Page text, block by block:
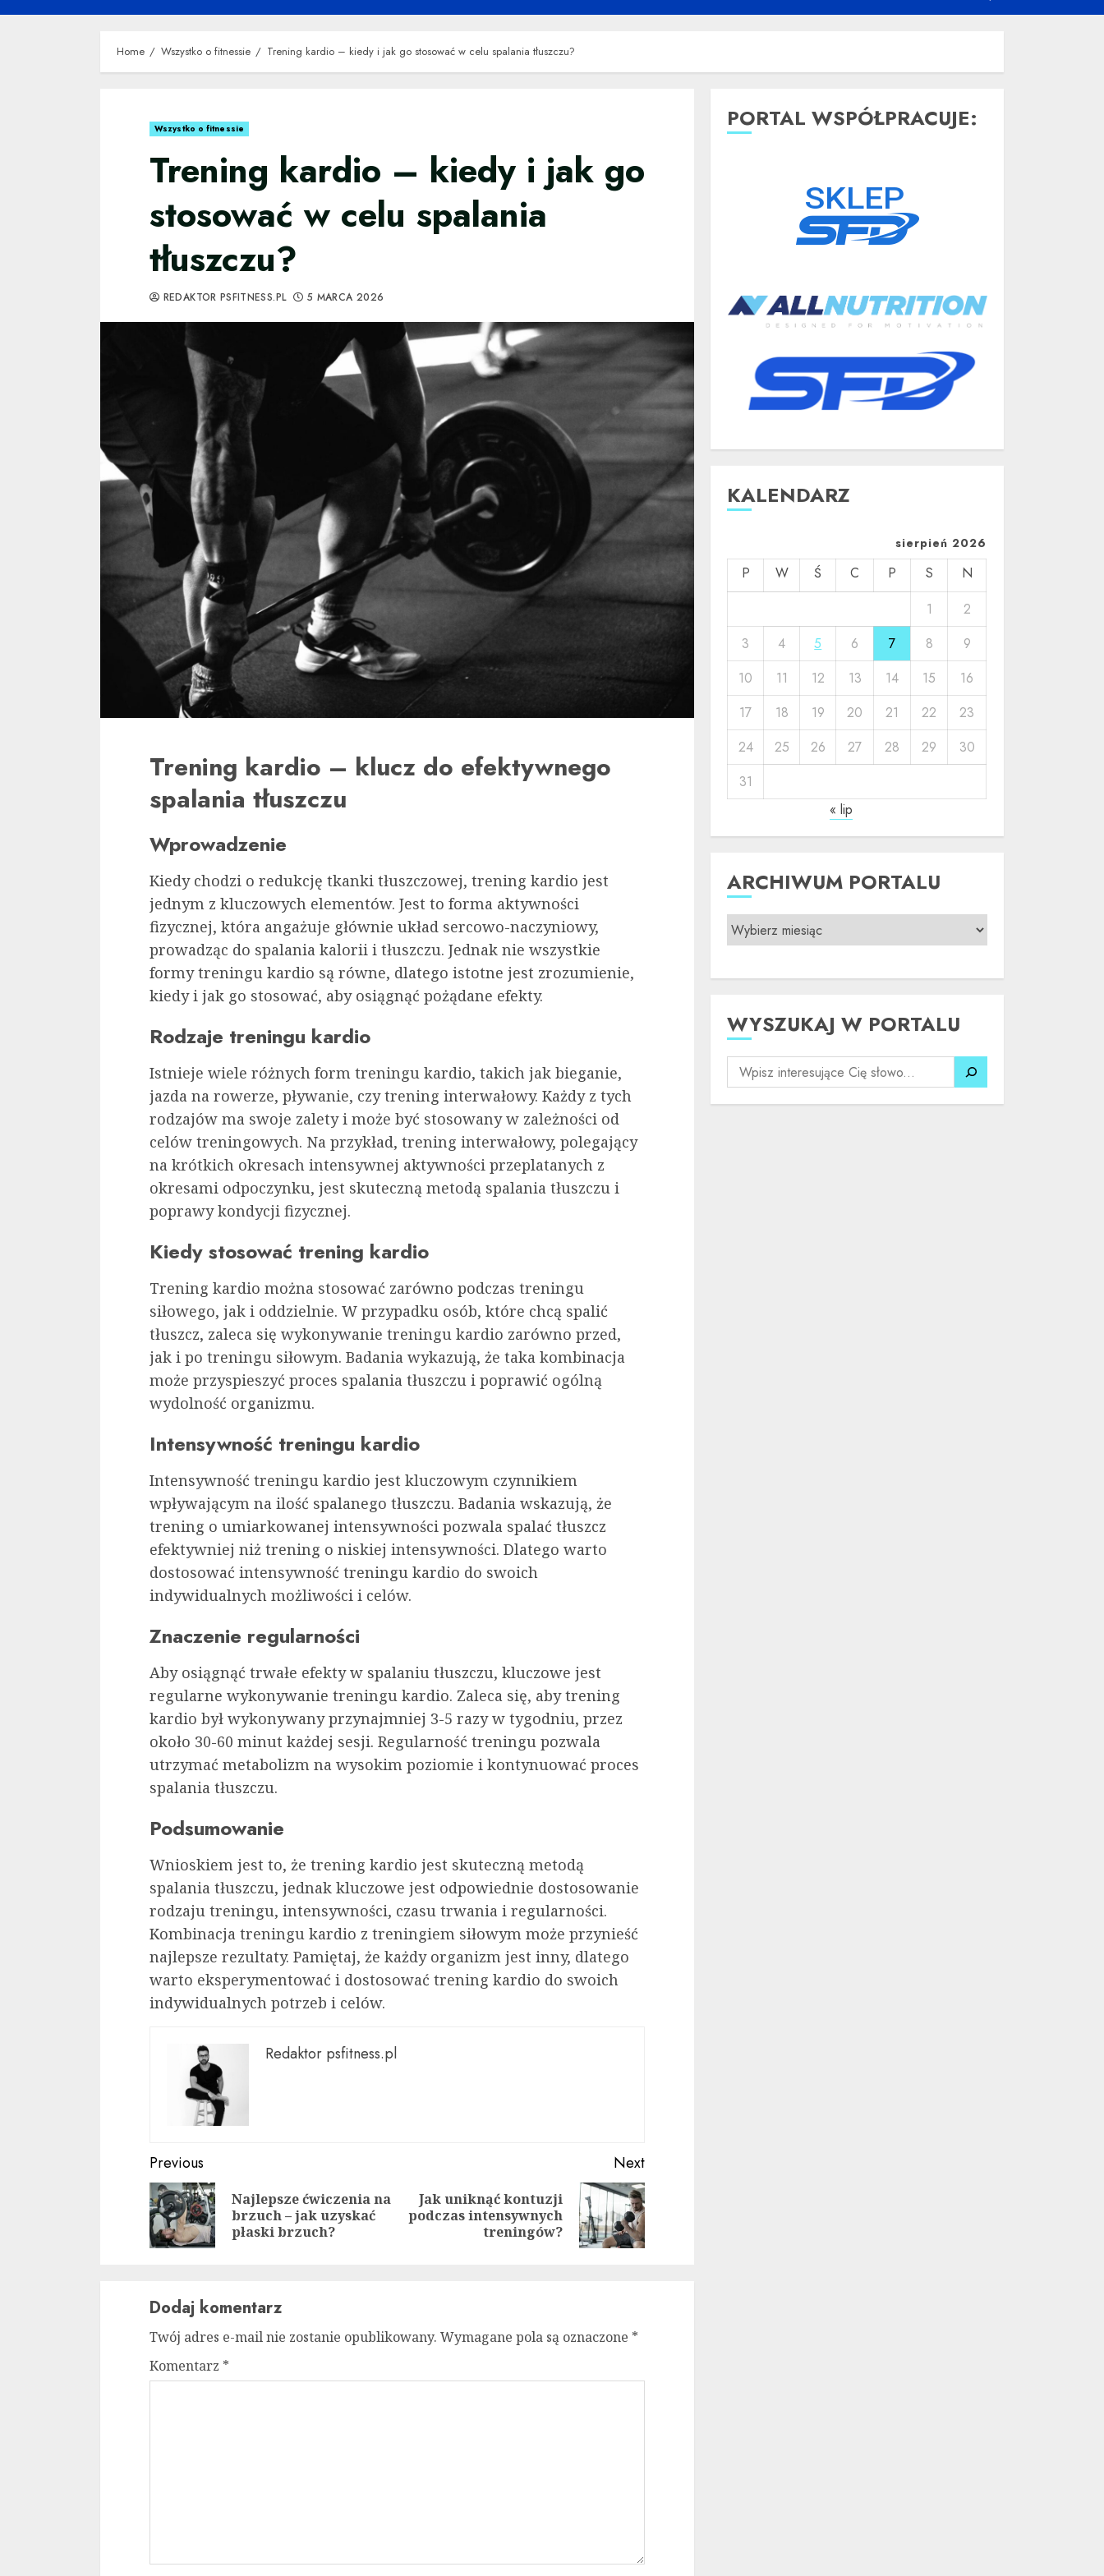
Home Wszystko o fitnessie Trening kardio – kiedy i jak go stosować w celu spalania tłuszczu?
Wszystko o fitnessie
Trening kardio – kiedy i jak go
stosować w celu spalania
tłuszczu?
REDAKTOR PSFITNESS.PL 5 MARCA 2026
Trening kardio – klucz do efektywnego
spalania tłuszczu
Wprowadzenie
Kiedy chodzi o redukcję tkanki tłuszczowej, trening kardio jest
jednym z kluczowych elementów. Jest to forma aktywności
fizycznej, która angażuje głównie układ sercowo-naczyniowy,
prowadząc do spalania kalorii i tłuszczu. Jednak nie wszystkie
formy treningu kardio są równe, dlatego istotne jest zrozumienie,
kiedy i jak go stosować, aby osiągnąć pożądane efekty.
Rodzaje treningu kardio
Istnieje wiele różnych form treningu kardio, takich jak bieganie,
jazda na rowerze, pływanie, czy trening interwałowy. Każdy z tych
rodzajów ma swoje zalety i może być stosowany w zależności od
celów treningowych. Na przykład, trening interwałowy, polegający
na krótkich okresach intensywnej aktywności przeplatanych z
okresami odpoczynku, jest skuteczną metodą spalania tłuszczu i
poprawy kondycji fizycznej.
Kiedy stosować trening kardio
Trening kardio można stosować zarówno podczas treningu
siłowego, jak i oddzielnie. W przypadku osób, które chcą spalić
tłuszcz, zaleca się wykonywanie treningu kardio zarówno przed,
jak i po treningu siłowym. Badania wykazują, że taka kombinacja
może przyspieszyć proces spalania tłuszczu i poprawić ogólną
wydolność organizmu.
Intensywność treningu kardio
Intensywność treningu kardio jest kluczowym czynnikiem
wpływającym na ilość spalanego tłuszczu. Badania wskazują, że
trening o umiarkowanej intensywności pozwala spalać tłuszcz
efektywniej niż trening o niskiej intensywności. Dlatego warto
dostosować intensywność treningu kardio do swoich
indywidualnych możliwości i celów.
Znaczenie regularności
Aby osiągnąć trwałe efekty w spalaniu tłuszczu, kluczowe jest
regularne wykonywanie treningu kardio. Zaleca się, aby trening
kardio był wykonywany przynajmniej 3-5 razy w tygodniu, przez
około 30-60 minut każdej sesji. Regularność treningu pozwala
utrzymać metabolizm na wysokim poziomie i kontynuować proces
spalania tłuszczu.
Podsumowanie
Wnioskiem jest to, że trening kardio jest skuteczną metodą
spalania tłuszczu, jednak kluczowe jest odpowiednie dostosowanie
rodzaju treningu, intensywności, czasu trwania i regularności.
Kombinacja treningu kardio z treningiem siłowym może przynieść
najlepsze rezultaty. Pamiętaj, że każdy organizm jest inny, dlatego
warto eksperymentować i dostosować trening kardio do swoich
indywidualnych potrzeb i celów.
Redaktor psfitness.pl
Continue
Reading
Previous
Previous
Najlepsze ćwiczenia na
brzuch – jak uzyskać
płaski brzuch?
Next
Next
Jak uniknąć kontuzji
podczas intensywnych
treningów?
Dodaj komentarz
Twój adres e-mail nie zostanie opublikowany. Wymagane pola są oznaczone *
Komentarz *
PORTAL WSPÓŁPRACUJE:
KALENDARZ
sierpień 2026
P W Ś C P S
N
1
2
3
4 5 6 7 8
9
10
11 12 13 14 15
16
17
18 19 20 21 22
23
24
25 26 27 28 29
30
31
« lip
ARCHIWUM PORTALU
WYSZUKAJ W PORTALU
SZUKAJ